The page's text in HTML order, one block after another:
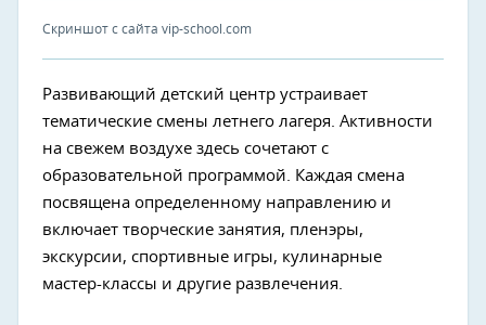
Скриншот с сайта vip-school.com
Развивающий детский центр устраивает
тематические смены летнего лагеря. Активности
на свежем воздухе здесь сочетают с
образовательной программой. Каждая смена
посвящена определенному направлению и
включает творческие занятия, пленэры,
экскурсии, спортивные игры, кулинарные
мастер-классы и другие развлечения.